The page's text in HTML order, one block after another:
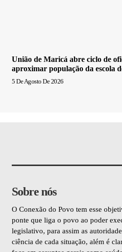
União de Maricá abre ciclo de
aproximar população da escola
5 De Agosto De 2026
Sobre nós
O Conexão do Povo tem esse
ponte que liga o povo ao poder
legislativo, para assim as
ciência de cada situação, além é